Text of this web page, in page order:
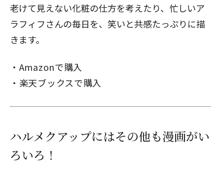
老けて見えない化粧の仕方を考えたり、忙しいア
ラフィフさんの毎日を、笑いと共感たっぷりに描
きます。
Amazonで購入
楽天ブックスで購入
ハルメクアップにはその他も漫画がい
ろいろ！